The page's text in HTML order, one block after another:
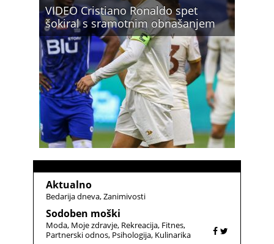
VIDEO Cristiano Ronaldo spet
šokiral s sramotnim obnašanjem
Aktualno
Bedarija dneva Zanimivosti
Sodoben moški
Moda Moje zdravje Rekreacija Fitnes
Partnerski odnos Psihologija Kulinarika